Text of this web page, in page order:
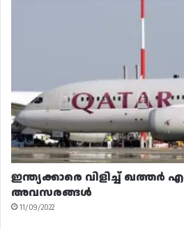
ഇന്ത്യക്കാരെ വിളിച്ച്
അവസരങ്ങൾ
11/09/2022